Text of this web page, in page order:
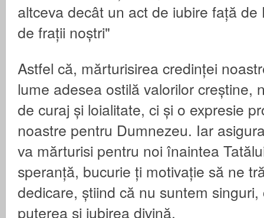
altceva decât un act de iubire față
de frații noștri"
Astfel că, mărturisirea credinței
lume adesea ostilă valorilor creștine,
de curaj și loialitate, ci și o expresie
noastre pentru Dumnezeu. Iar
va mărturisi pentru noi înaintea
speranță, bucurie ți motivație să ne
dedicare, știind că nu suntem
puterea și iubirea divină.